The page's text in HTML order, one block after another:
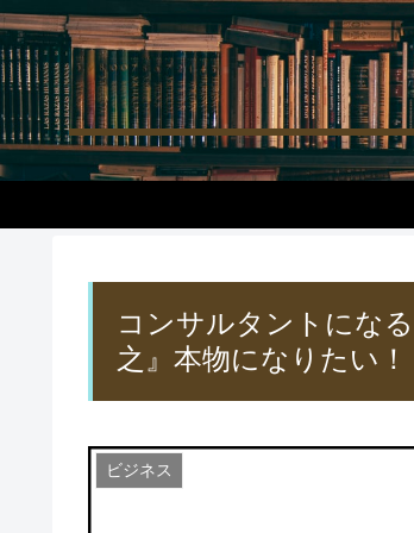
コンサルタントにな
之』本物になりたい！
ビジネス